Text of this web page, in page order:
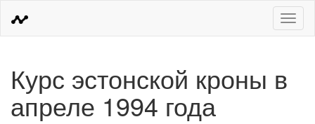
Меню
Курс эстонской кроны в
апреле 1994 года